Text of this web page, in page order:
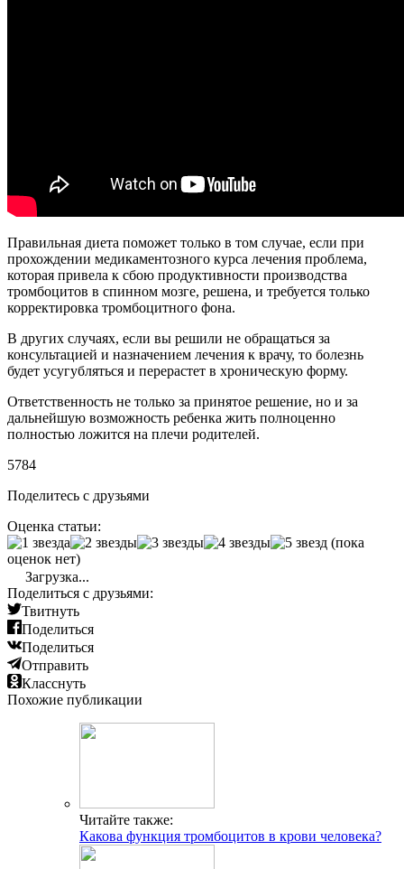
Правильная диета поможет только в том случае, если при
прохождении медикаментозного курса лечения проблема,
которая привела к сбою продуктивности производства
тромбоцитов в спинном мозге, решена, и требуется только
корректировка тромбоцитного фона.
В других случаях, если вы решили не обращаться за
консультацией и назначением лечения к врачу, то болезнь
будет усугубляться и перерастет в хроническую форму.
Ответственность не только за принятое решение, но и за
дальнейшую возможность ребенка жить полноценно
полностью ложится на плечи родителей.
5784
Поделитесь с друзьями
Оценка статьи:
(пока
оценок нет)
Загрузка...
Поделиться с друзьями:
Твитнуть
Поделиться
Поделиться
Отправить
Класснуть
Похожие публикации
Читайте также:
Какова функция тромбоцитов в крови человека?